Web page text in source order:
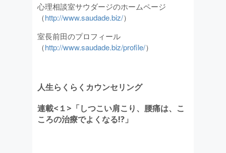
心理相談室サウダージのホームページ
（http://www.saudade.biz/）
室長前田のプロフィール
（http://www.saudade.biz/profile/）
人生らくらくカウンセリング
連載<１>「しつこい肩こり、腰痛は、こ
ころの治療でよくなる!?」